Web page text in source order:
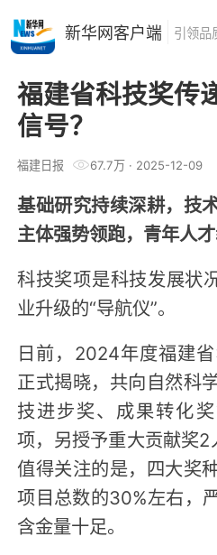
福建省科技奖传
信号？
福建日报 67.7万· 2025-12-09
基础研究持续深耕，技
主体强势领跑，青年人
科技奖项是科技发展状
业升级的“导航仪”。
日前，2024年度福建
正式揭晓，共向自然科
技进步奖、成果转化
项，另授予重大贡献奖2
值得关注的是，四大奖
项目总数的30%左右，
含金量十足。
新华网客户端 引领品